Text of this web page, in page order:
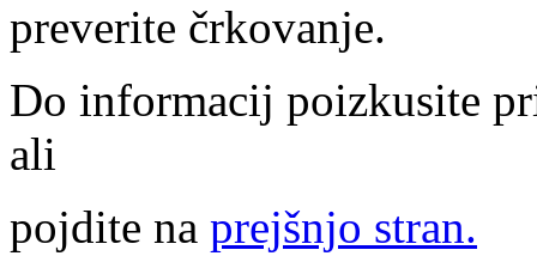
preverite črkovanje.
Do informacij poizkusite
ali
pojdite na prejšnjo stran.